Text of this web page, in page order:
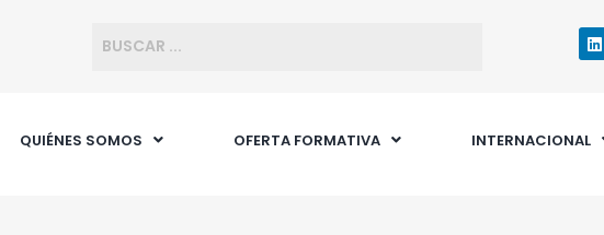
QUIÉNES SOMOS OFERTA FORMATIVA INTERNACIONAL